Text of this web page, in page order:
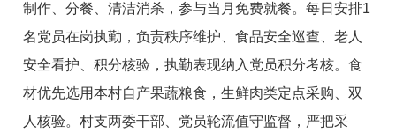
制作、分餐、清洁消杀，参与当月免费就餐。每日安排1
名党员在岗执勤，负责秩序维护、食品安全巡查、老人
安全看护、积分核验，执勤表现纳入党员积分考核。食
材优先选用本村自产果蔬粮食，生鲜肉类定点采购、双
人核验。村支两委干部、党员轮流值守监督，严把采